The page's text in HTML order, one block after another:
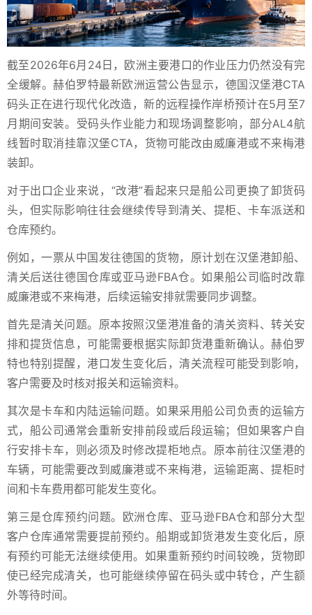
截至2026年6月24日，欧洲主要港口的作业压力仍然没有完
全缓解。赫伯罗特最新欧洲运营公告显示，德国汉堡港CTA
码头正在进行现代化改造，新的远程操作岸桥预计在5月至7
月期间安装。受码头作业能力和现场调整影响，部分AL4航
线暂时取消挂靠汉堡CTA，货物可能改由威廉港或不来梅港
装卸。
对于出口企业来说，“改港”看起来只是船公司更换了卸货码
头，但实际影响往往会继续传导到清关、提柜、卡车派送和
仓库预约。
例如，一票从中国发往德国的货物，原计划在汉堡港卸船、
清关后送往德国仓库或亚马逊FBA仓。如果船公司临时改靠
威廉港或不来梅港，后续运输安排就需要同步调整。
首先是清关问题。原本按照汉堡港准备的清关资料、转关安
排和提货信息，可能需要根据实际卸货港重新确认。赫伯罗
特也特别提醒，港口发生变化后，清关流程可能受到影响，
客户需要及时核对报关和运输资料。
其次是卡车和内陆运输问题。如果采用船公司负责的运输方
式，船公司通常会重新安排前段或后段运输；但如果客户自
行安排卡车，则必须及时修改提柜地点。原本前往汉堡港的
车辆，可能需要改到威廉港或不来梅港，运输距离、提柜时
间和卡车费用都可能发生变化。
第三是仓库预约问题。欧洲仓库、亚马逊FBA仓和部分大型
客户仓库通常需要提前预约。船期或卸货港发生变化后，原
有预约可能无法继续使用。如果重新预约时间较晚，货物即
使已经完成清关，也可能继续停留在码头或中转仓，产生额
外等待时间。